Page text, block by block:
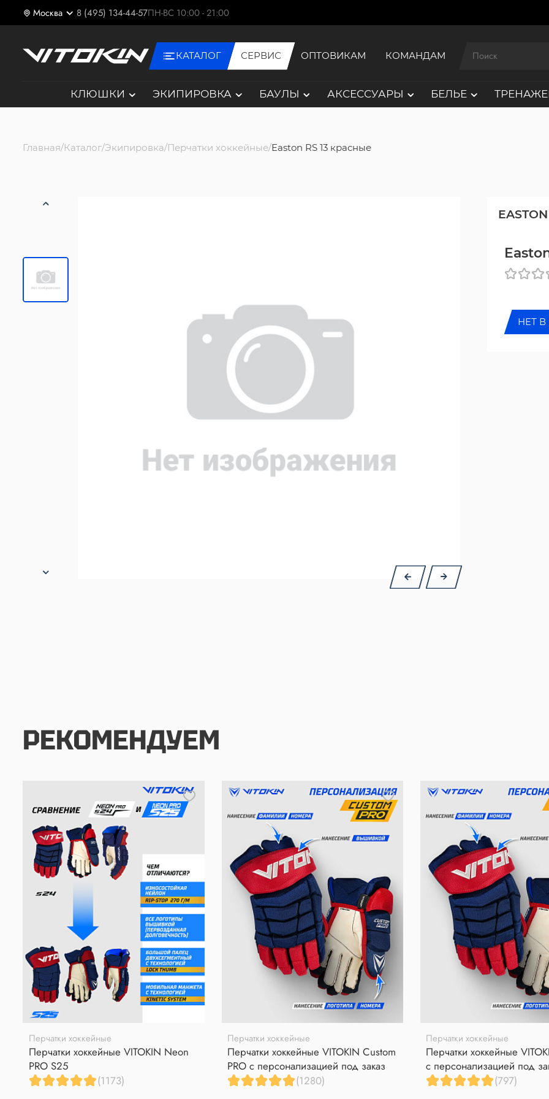
Москва 8 (495) 134-44-57ПН-ВС 10:00 - 21:00
КАТАЛОГ СЕРВИС ОПТОВИКАМ КОМАНДАМ
КЛЮШКИ ЭКИПИРОВКА БАУЛЫ АКСЕССУАРЫ БЕЛЬЕ
Главная Каталог Экипировка Перчатки хоккейные Easton RS 13 красные
EASTON
НЕТ
РЕКОМЕНДУЕМ
Перчатки хоккейные
Перчатки хоккейные VITOKIN Neon
PRO S25
(1173)
Перчатки хоккейные
Перчатки хоккейные VITOKIN Custom
PRO с персонализацией под заказ
(1280)
Перчатки хоккейные
Перчатки хоккейные
с персонализацией под
(797)